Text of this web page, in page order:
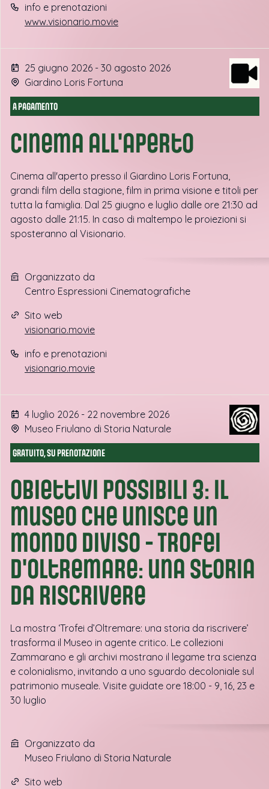
info e prenotazioni
www.visionario.movie
25 giugno 2026 - 30 agosto 2026
Giardino Loris Fortuna
A PAGAMENTO
Cinema all'aperto
Cinema all'aperto presso il Giardino Loris Fortuna,
grandi film della stagione, film in prima visione e titoli per
tutta la famiglia. Dal 25 giugno e luglio dalle ore 21:30 ad
agosto dalle 21:15. In caso di maltempo le proiezioni si
sposteranno al Visionario.
Organizzato da
Centro Espressioni Cinematografiche
Sito web
visionario.movie
info e prenotazioni
visionario.movie
4 luglio 2026 - 22 novembre 2026
Museo Friulano di Storia Naturale
GRATUITO, SU PRENOTAZIONE
Obiettivi possibili 3: il
museo che unisce un
mondo diviso - Trofei
d'oltremare: una storia
da riscrivere
La mostra ‘Trofei d’Oltremare: una storia da riscrivere’
trasforma il Museo in agente critico. Le collezioni
Zammarano e gli archivi mostrano il legame tra scienza
e colonialismo, invitando a uno sguardo decoloniale sul
patrimonio museale. Visite guidate ore 18:00 - 9, 16, 23 e
30 luglio
Organizzato da
Museo Friulano di Storia Naturale
Sito web